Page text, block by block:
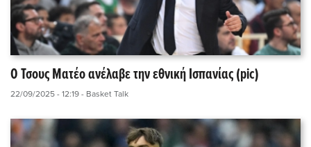
Ο Τσους Ματέο ανέλαβε την εθνική Ισπανίας (pic)
22/09/2025 - 12:19 - Basket Talk